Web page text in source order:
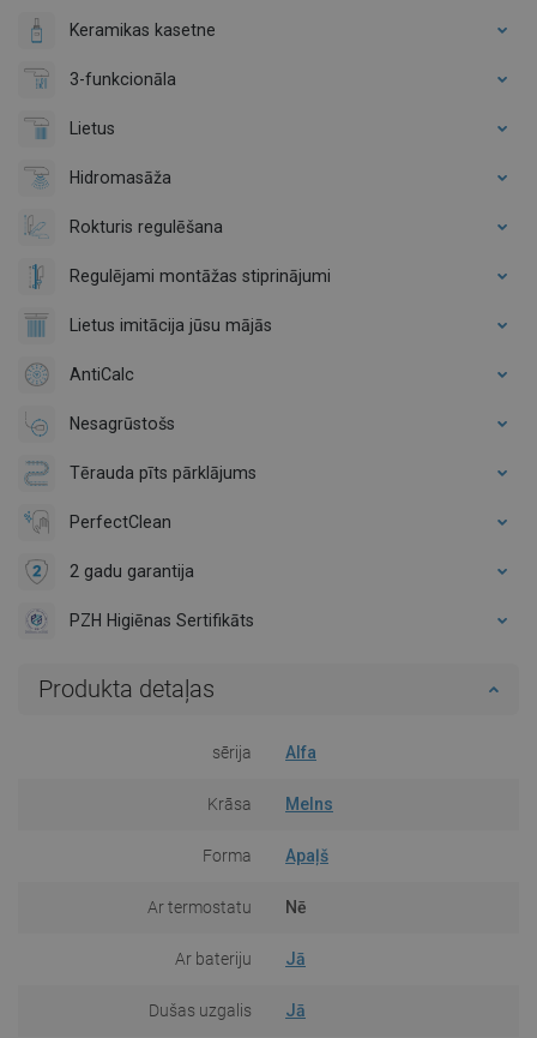
Keramikas kasetne
3-funkcionāla
Lietus
Hidromasāža
Rokturis regulēšana
Regulējami montāžas stiprinājumi
Lietus imitācija jūsu mājās
AntiCalc
Nesagrūstošs
Tērauda pīts pārklājums
PerfectClean
2 gadu garantija
PZH Higiēnas Sertifikāts
Produkta detaļas
sērija Alfa
Krāsa Melns
Forma Apaļš
Ar termostatu Nē
Ar bateriju Jā
Dušas uzgalis Jā